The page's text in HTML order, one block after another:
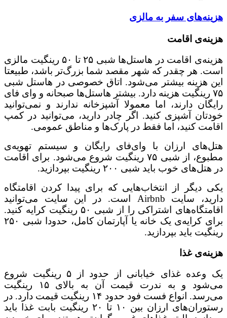
هزینه‌های سفر به مالزی
هزینه‌ی اقامت
هزینه‌ی اقامت در هاستل‌ها شبی ۲۵ تا ۵۰ رینگیت مالزی
است. هر چقدر که شهر مقصد شما بزرگ‌تر باشد، طبیعتا
این هزینه بیشتر می‌شود. اتاق خصوصی در هاستل شبی
۷۵ رینگیت هزینه دارد. بیشتر هاستل‌ها صبحانه و وای فای
رایگان دارند، اما معمولا آشپزخانه ندارند و نمی‌توانید
خودتان آشپزی کنید. اگر چادر دارید، می‌توانید در کمپ
اقامت کنید، اما فقط در پارک‌ها و مناطق عمومی.
هتل‌های ارزان با وای‌فای رایگان و سیستم تهویه‌ی
مطبوع، از شبی ۷۵ رینگیت شروع می‌شود. برای اقامت
در هتل‌های خوب باید شبی ۲۰۰ رینگیت بپردازید.
یکی دیگر از انتخاب‌هایی که برای پیدا کردن اقامتگاه
دارید، سایت Airbnb است. در این سایت می‌توانید
اقامتگاه‌های اشتراکی را از شبی ۵۰ رینگیت کرایه کنید.
برای کرایه‌ی یک خانه یا آپارتمان کامل، حدودا شبی ۲۵۰
رینگیت باید بپردازید.
هزینه‌ی غذا
یک وعده غذای خیابانی از حدود از ۵ رینگیت شروع
می‌شود و به ندرت قیمت آن به بالای ۱۵ رینگیت
می‌رسد. انواع فست فود حدود ۱۴ رینگیت قیمت دارد. در
رستوران‌های ارزان بین ۱۰ تا ۲۰ رینگیت بابت غذا باید